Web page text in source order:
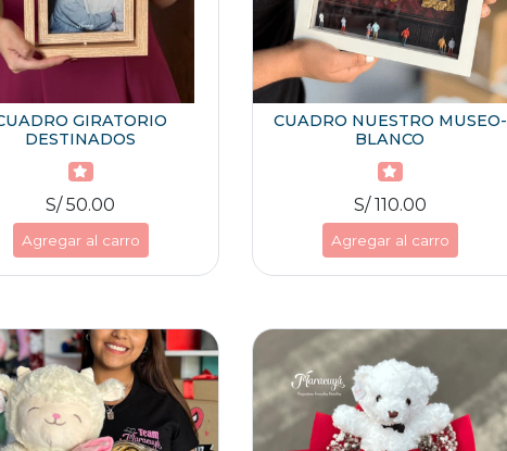
GIRATORIO
DESTINADOS
S/ 50.00
Agregar al carro
CUADRO NUESTRO MUSEO-
BLANCO
S/ 110.00
Agregar al carro